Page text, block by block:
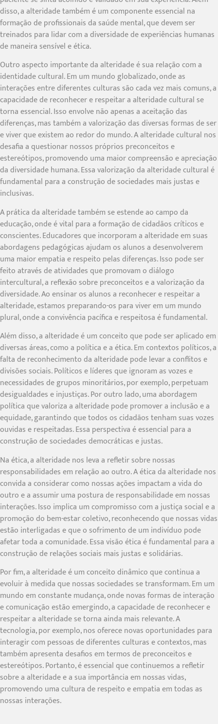
disso, a alteridade também é um componente essencial na
formação de profissionais da saúde mental, que devem ser
treinados para lidar com a diversidade de experiências humanas
de maneira sensível e ética.
Outro aspecto importante da alteridade é sua relação com a
identidade cultural. Em um mundo globalizado, onde as
interações entre diferentes culturas são cada vez mais comuns, a
capacidade de reconhecer e respeitar a alteridade cultural se
torna essencial. Isso envolve não apenas a aceitação das
diferenças, mas também a valorização das diversas formas de ser
e viver que existem ao redor do mundo. A alteridade cultural nos
desafia a questionar nossos próprios preconceitos e
estereótipos, promovendo uma maior compreensão e apreciação
da diversidade humana. Essa valorização da alteridade cultural é
fundamental para a construção de sociedades mais justas e
inclusivas.
A prática da alteridade também se estende ao campo da
educação, onde é vital para a formação de cidadãos críticos e
conscientes. Educadores que incorporam a alteridade em suas
abordagens pedagógicas ajudam os alunos a desenvolverem
uma maior empatia e respeito pelas diferenças. Isso pode ser
feito através de atividades que promovam o diálogo
intercultural, a reflexão sobre preconceitos e a valorização da
diversidade. Ao ensinar os alunos a reconhecer e respeitar a
alteridade, estamos preparando-os para viver em um mundo
plural, onde a convivência pacífica e respeitosa é fundamental.
Além disso, a alteridade é um conceito que pode ser aplicado em
diversas áreas, como a política e a ética. Em contextos políticos, a
falta de reconhecimento da alteridade pode levar a conflitos e
divisões sociais. Políticos e líderes que ignoram as vozes e
necessidades de grupos minoritários, por exemplo, perpetuam
desigualdades e injustiças. Por outro lado, uma abordagem
política que valoriza a alteridade pode promover a inclusão e a
equidade, garantindo que todos os cidadãos tenham suas vozes
ouvidas e respeitadas. Essa perspectiva é essencial para a
construção de sociedades democráticas e justas.
Na ética, a alteridade nos leva a refletir sobre nossas
responsabilidades em relação ao outro. A ética da alteridade nos
convida a considerar como nossas ações impactam a vida do
outro e a assumir uma postura de responsabilidade em nossas
interações. Isso implica um compromisso com a justiça social e a
promoção do bem-estar coletivo, reconhecendo que nossas vidas
estão interligadas e que o sofrimento de um indivíduo pode
afetar toda a comunidade. Essa visão ética é fundamental para a
construção de relações sociais mais justas e solidárias.
Por fim, a alteridade é um conceito dinâmico que continua a
evoluir à medida que nossas sociedades se transformam. Em um
mundo em constante mudança, onde novas formas de interação
e comunicação estão emergindo, a capacidade de reconhecer e
respeitar a alteridade se torna ainda mais relevante. A
tecnologia, por exemplo, nos oferece novas oportunidades para
interagir com pessoas de diferentes culturas e contextos, mas
também apresenta desafios em termos de preconceitos e
estereótipos. Portanto, é essencial que continuemos a refletir
sobre a alteridade e a sua importância em nossas vidas,
promovendo uma cultura de respeito e empatia em todas as
nossas interações.